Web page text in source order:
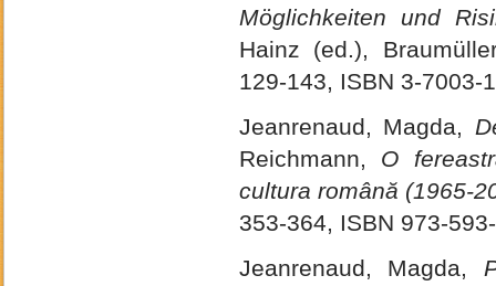
Möglichkeiten und
Hainz (ed.),
129-143, ISBN 3-7003-
Jeanrenaud, Magda,
Reichmann, O
cultura română (1965-
353-364, ISBN 973-
Jeanrenaud, Magda,